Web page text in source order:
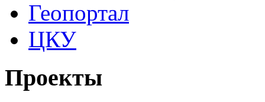
Геопортал
ЦКУ
Проекты